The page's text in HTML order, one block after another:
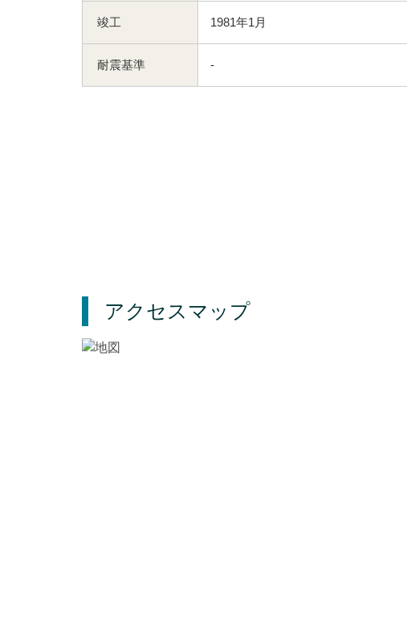
竣工 1981年1月
耐震基準 -
アクセスマップ